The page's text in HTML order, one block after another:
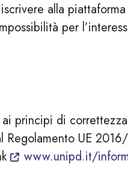
alla
per
principi di
UE
www.unipd.it/